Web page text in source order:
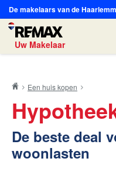
De makelaars van de
Uw Makelaar
Ons aanbod
Ons team
Onze expertises
Huis verkopen
Een huis kopen
De beste deal
woonlasten